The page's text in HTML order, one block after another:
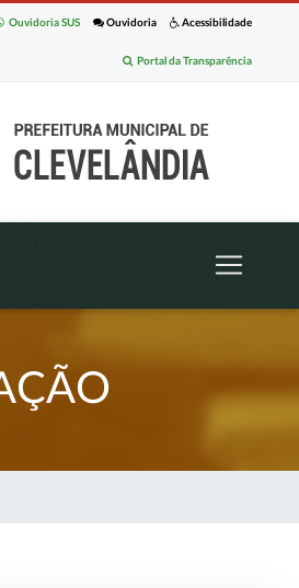
Acessibilidade
Ouvidoria
Ouvidoria SUS
Portal da Transparência